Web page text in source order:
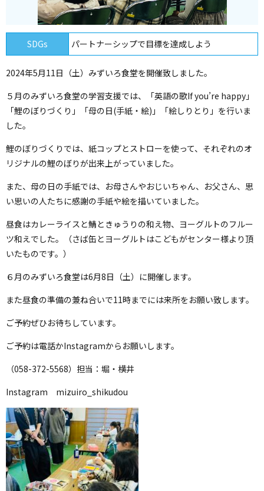
SDGs パートナーシップで目標を達成しよう
2024年5月11日（土）みずいろ食堂を開催致しました。
５月のみずいろ食堂の学習支援では、「英語の歌If you’re happy」
「鯉のぼりづくり」「母の日(手紙・絵)」「絵しりとり」を行いま
した。
鯉のぼりづくりでは、紙コップとストローを使って、それぞれのオ
リジナルの鯉のぼりが出来上がっていました。
また、母の日の手紙では、お母さんやおじいちゃん、お父さん、思
い思いの人たちに感謝の手紙や絵を描いていました。
昼食はカレーライスと鯖ときゅうりの和え物、ヨーグルトのフルー
ツ和えでした。（さば缶とヨーグルトはこどもがセンター様より頂
いたものです。）
６月のみずいろ食堂は6月8日（土）に開催します。
また昼食の準備の兼ね合いで11時までには来所をお願い致します。
ご予約ぜひお待ちしています。
ご予約は電話かInstagramからお願いします。
（058-372-5568）担当：堀・横井
Instagram mizuiro_shikudou